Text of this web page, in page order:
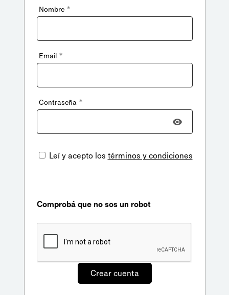
Nombre *
Email *
Contraseña *
Leí y acepto los términos y condiciones
Comprobá que no sos un robot